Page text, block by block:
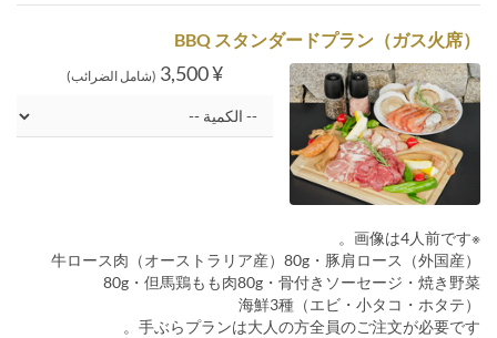
BBQ スタンダードプラン（ガス火席）
¥ 3,500 (شامل الضرائب)
※画像は4人前です。
牛ロース肉（オーストラリア産）80g・豚肩ロース（外国産）
80g・但馬鶏もも肉80g・骨付きソーセージ・焼き野菜
海鮮3種（エビ・小タコ・ホタテ）
手ぶらプランは大人の方全員のご注文が必要です。